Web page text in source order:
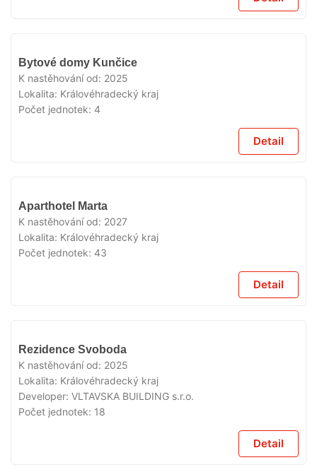
Bytové domy Kunčice
K nastěhování od: 2025
Lokalita: Královéhradecký kraj
Počet jednotek: 4
Detail
Aparthotel Marta
K nastěhování od: 2027
Lokalita: Královéhradecký kraj
Počet jednotek: 43
Detail
Rezidence Svoboda
K nastěhování od: 2025
Lokalita: Královéhradecký kraj
Developer: VLTAVSKA BUILDING s.r.o.
Počet jednotek: 18
Detail